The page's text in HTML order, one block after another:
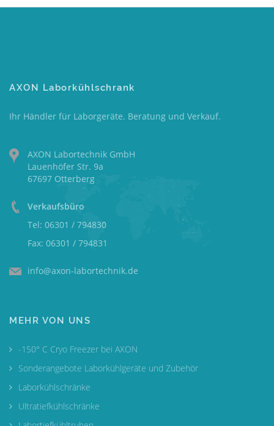
AXON Laborkühlschrank
Ihr Händler für Laborgeräte. Beratung und Verkauf.
AXON Labortechnik GmbH
Lauenhöfer Str. 9a
67697 Otterberg
Verkaufsbüro
Tel: 06301 / 794830
Fax: 06301 / 794831
info@axon-labortechnik.de
MEHR VON UNS
-150° C Cryo Freezer bei AXON
Sonderangebote Laborkühlgeräte und Zubehör
Laborkühlschränke
Ultratiefkühlschränke